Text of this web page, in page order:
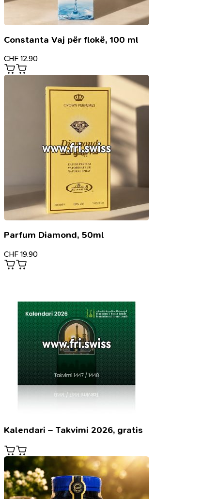
Constanta Vaj për flokë, 100 ml
CHF 12.90
Parfum Diamond, 50ml
CHF 19.90
Kalendari – Takvimi 2026, gratis